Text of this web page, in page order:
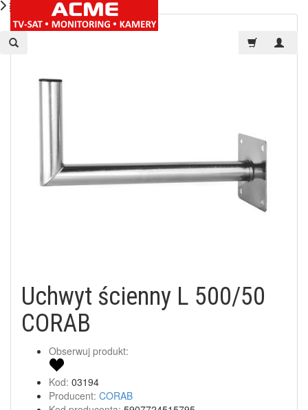
Uchwyt ścienny L 500/50
CORAB
Obserwuj produkt:
Kod: 03194
Producent: CORAB